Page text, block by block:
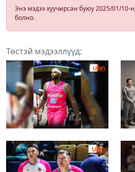
Энэ мэдээ хуучирсан буюу 2025/01/10-
болно.
Төстэй мэдээллүүд: